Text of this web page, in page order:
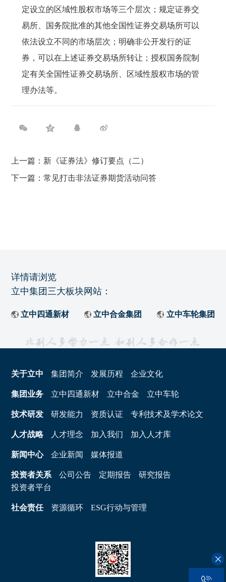
定设立的区域性股权市场等三个层次；规定证券交
易所、国务院批准的其他全国性证券交易场所可以
依法设立不同的市场层次；明确非公开发行的证
券，可以在上述证券交易场所转让；授权国务院制
定有关全国性证券交易场所、区域性股权市场的管
理办法等。
上一篇：新《证券法》修订要点（二）
下一篇：常见打击非法证券期货活动问答
详情请浏览
立中集团三大板块网站：
立中四通新材 立中合金集团 立中车轮集团
关于立中 集团简介 发展历程 企业文化
集团业务 立中四通新材 立中合金 立中车轮
技术研发 研发能力 资质认证 专利技术及学术论文
人才战略 人才理念 加入我们 加入人才库
新闻中心 企业新闻 媒体报道
投资者关系 公司公告 定期报告
研究报告
投资者平台
社会责任 资源循环 ESG行动与管理